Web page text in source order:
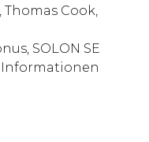
Cook,
SOLON SE
Informationen